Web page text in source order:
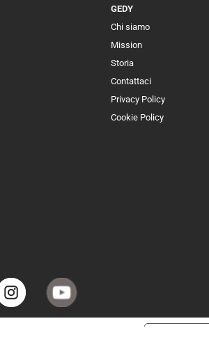
GEDY
Chi siamo
Mission
Storia
Contattaci
Privacy Policy
Cookie Policy